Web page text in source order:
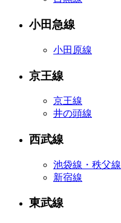
小田急線
小田原線
京王線
京王線
井の頭線
西武線
池袋線・秩父線
新宿線
東武線